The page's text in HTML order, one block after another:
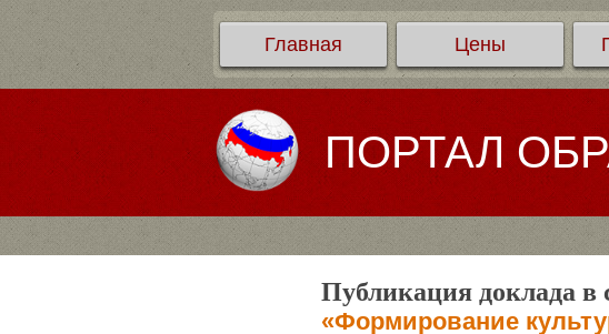
Главная Цены
ПОРТАЛ
Публикация доклада в
«Формирование